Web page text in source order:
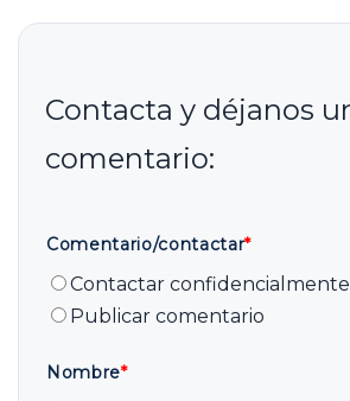
Comentario/contactar*
Contactar confidencialmente
Publicar comentario
Nombre*